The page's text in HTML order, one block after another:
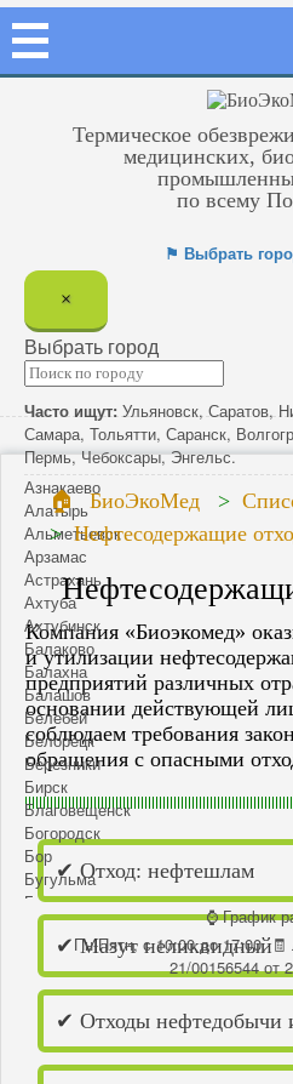
⚑ Выбрать
×
Выбрать город
Часто ищут: Ульяновск,Саратов,
Самара, Тольятти, Саранск,
Пермь,Чебоксары,Энгельс.
Азнакаево
Алатырь
Альметьевск
Арзамас
Астрахань
Ахтуба
Ахтубинск
Балаково
Балахна
Балашов
Белебей
Белорецк
Березники
Бирск
Благовещенск
Богородск
Бор
Бугульма
Бугуруслан
Бузулук
Васильсурск
Волгоград
Волжск
Волжский
Ворсма
Выкса
⌚ График
Пн-Пятн, с 10:00 до 17:00,
21/00156544 от
Термическое
медицинских,
по всему
БиоЭкоМед
Нефтесодержащие
Компания «Биоэкомед»
и утилизации
предприятий различных
основании действующей
соблюдаем требования
обращения с опасными
✔ Отход: нефтешлам
✔ Мазут неликвидный
✔ Отходы нефтедобычи